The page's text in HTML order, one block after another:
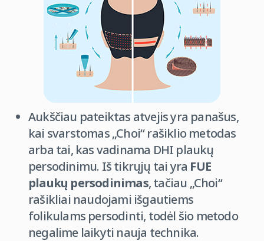
Aukščiau pateiktas atvejis yra panašus,
kai svarstomas „Choi“ rašiklio metodas
arba tai, kas vadinama DHI plaukų
persodinimu. Iš tikrųjų tai yra FUE
plaukų persodinimas, tačiau „Choi“
rašikliai naudojami išgautiems
folikulams persodinti, todėl šio metodo
negalime laikyti nauja technika.